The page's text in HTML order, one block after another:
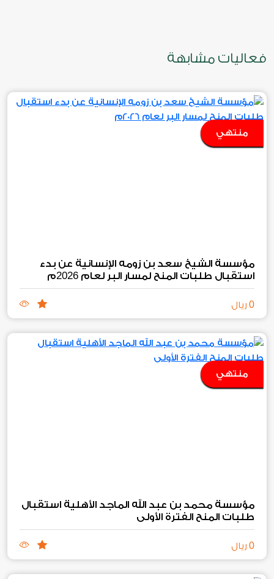
فعاليات مشابهة
منتهي
مؤسسة الشيخ سعد بن زومه الإنسانية عن بدء
استقبال طلبات المنح لمسار البر لعام 2026م
0 ريال
منتهي
مؤسسة محمد بن عبد الله الماجد الأهلية استقبال
طلبات المنح الفترة الأولى
0 ريال